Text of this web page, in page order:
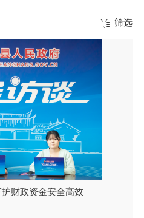
筛选
财政资金安全高效